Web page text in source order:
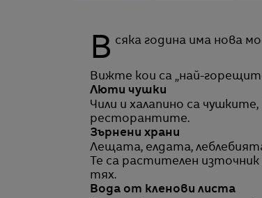
Всяка година има нова
Вижте кои са „най-
Люти чушки
Чили и халапино са
ресторантите.
Зърнени храни
Лещата, елдата,
Те са растителен
тях.
Вода от кленови листа